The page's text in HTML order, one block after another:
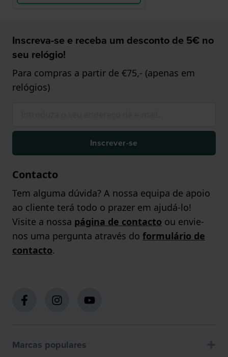
Inscreva-se e receba um desconto de 5€ no
seu relógio!
Para compras a partir de €75,- (apenas em
relógios)
Inscrever-se
Contacto
Tem alguma dúvida? A nossa equipa de apoio
ao cliente terá todo o prazer em ajudá-lo!
Visite a nossa página de contacto ou envie-
nos uma pergunta através do formulário de
contacto.
Marcas populares